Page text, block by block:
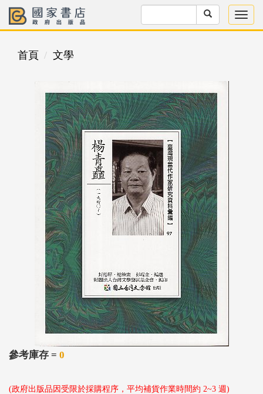
首頁 文學
參考庫存 = 0
(政府出版品因受限於採購程序，平均補貨作業時間約 2~3 週)